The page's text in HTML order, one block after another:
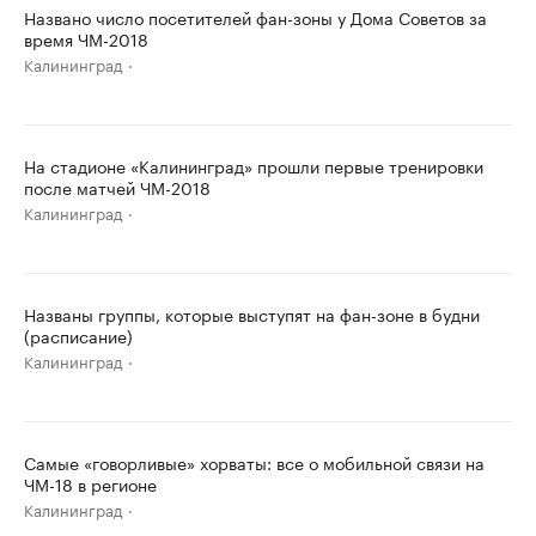
Названо число посетителей фан-зоны у Дома Советов за
время ЧМ-2018
Калининград
На стадионе «Калининград» прошли первые тренировки
после матчей ЧМ-2018
Калининград
Названы группы, которые выступят на фан-зоне в будни
(расписание)
Калининград
Самые «говорливые» хорваты: все о мобильной связи на
ЧМ-18 в регионе
Калининград